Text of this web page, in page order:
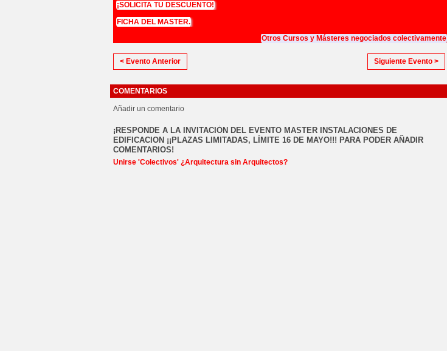
¡SOLICITA TU DESCUENTO!
FICHA DEL MASTER.
Otros Cursos y Másteres negociados colectivamente
< Evento Anterior Siguiente Evento >
COMENTARIOS
Añadir un comentario
¡RESPONDE A LA INVITACIÓN DEL EVENTO MASTER INSTALACIONES DE
EDIFICACION ¡¡PLAZAS LIMITADAS, LÍMITE 16 DE MAYO!!! PARA PODER AÑADIR
COMENTARIOS!
Unirse 'Colectivos' ¿Arquitectura sin Arquitectos?